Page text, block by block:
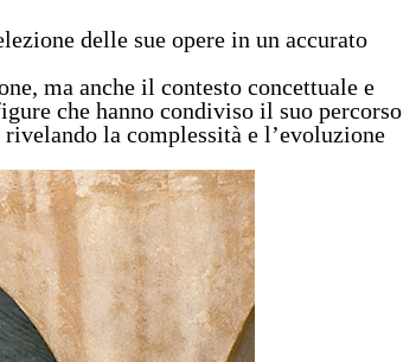
delle sue opere in un accurato
ma anche il contesto concettuale e
che hanno condiviso il suo percorso
la complessità e l’evoluzione